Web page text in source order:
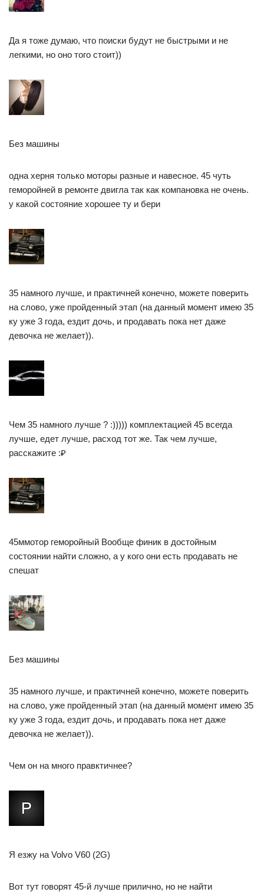
Да я тоже думаю, что поиски будут не быстрыми и не
легкими, но оно того стоит))
Без машины
одна херня только моторы разные и навесное. 45 чуть
геморойней в ремонте двигла так как компановка не очень.
у какой состояние хорошее ту и бери
35 намного лучше, и практичней конечно, можете поверить
на слово, уже пройденный этап (на данный момент имею 35
ку уже 3 года, ездит дочь, и продавать пока нет даже
девочка не желает)).
Чем 35 намного лучше ? :))))) комплектацией 45 всегда
лучше, едет лучше, расход тот же. Так чем лучше,
расскажите :₽
45ммотор геморойный Вообще финик в достойным
состоянии найти сложно, а у кого они есть продавать не
спешат
Без машины
35 намного лучше, и практичней конечно, можете поверить
на слово, уже пройденный этап (на данный момент имею 35
ку уже 3 года, ездит дочь, и продавать пока нет даже
девочка не желает)).
Чем он на много правктичнее?
Я езжу на Volvo V60 (2G)
Вот тут говорят 45-й лучше прилично, но не найти